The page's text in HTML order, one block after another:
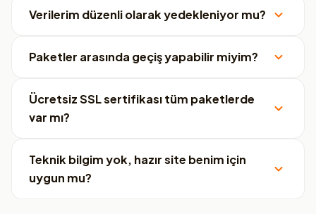
Verilerim düzenli olarak yedekleniyor mu?
Paketler arasında geçiş yapabilir miyim?
Ücretsiz SSL sertifikası tüm paketlerde
var mı?
Teknik bilgim yok, hazır site benim için
uygun mu?